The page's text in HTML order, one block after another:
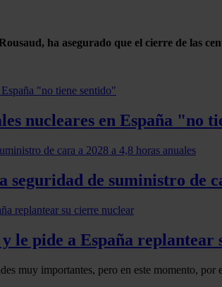
ha asegurado que el cierre de las
nucleares en España "no
de suministro de
pide a España replantear
muy importantes, pero en este momento,